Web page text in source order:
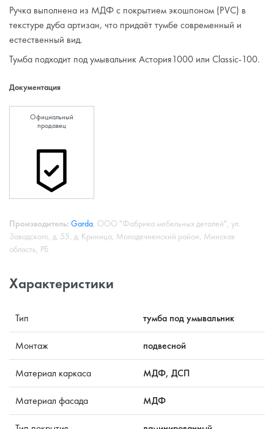
Ручка выполнена из МДФ с покрытием экошпоном (PVC) в
текстуре дуба артизан, что придаёт тумбе современный и
естественный вид.
Тумба подходит под умывальник Астория1000 или Classic-100.
Документация
Официальный
продавец
Производитель: Garda, ООО "Фабрика мебельных деталей", ул.
Завадского, д. 55, д. Криница, Молодечненский район, Минская
область, РБ
Характеристики
Тип тумба под умывальник
Монтаж подвесной
Материал каркаса МДФ, ДСП
Материал фасада МДФ